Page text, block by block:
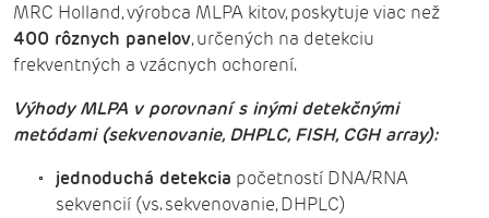
MRC Holland, výrobca MLPA kitov, poskytuje viac než
400 rôznych panelov, určených na detekciu
frekventných a vzácnych ochorení.
Výhody MLPA v porovnaní s inými detekčnými
metódami (sekvenovanie, DHPLC, FISH, CGH array):
jednoduchá detekcia početností DNA/RNA
sekvencií (vs. sekvenovanie, DHPLC)